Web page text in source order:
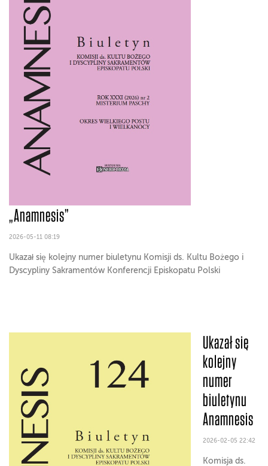
„Anamnesis”
2026-05-11 08:19
Ukazał się kolejny numer biuletynu Komisji ds. Kultu Bożego i
Dyscypliny Sakramentów Konferencji Episkopatu Polski
Ukazał się
kolejny
numer
biuletynu
Anamnesis
2026-02-05 22:42
Komisja ds.